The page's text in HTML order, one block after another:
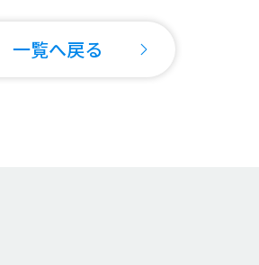
一覧へ戻る